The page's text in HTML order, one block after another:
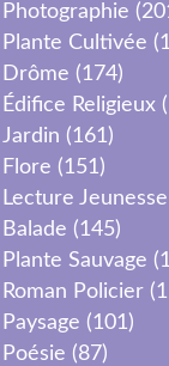
Photographie
Plante Cultivée
Drôme (174)
Édifice Religieux
Jardin (161)
Flore (151)
Lecture Jeunesse
Balade (145)
Plante Sauvage
Roman Policier
Paysage (101)
Poésie (87)